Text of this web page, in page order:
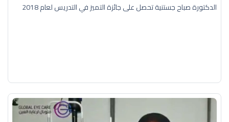
الدكتورة صباح جستنية تحصل على جائزة التميز في التدريس لعام 2018